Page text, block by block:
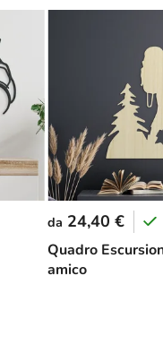
Quadro
amico
da 24,40 €